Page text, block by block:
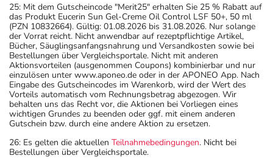
25: Mit dem Gutscheincode "Merit25" erhalten Sie 25 % Rabatt auf
das Produkt Eucerin Sun Gel-Creme Oil Control LSF 50+, 50 ml
(PZN 10832664). Gültig: 01.08.2026 bis 31.08.2026. Nur solange
der Vorrat reicht. Nicht anwendbar auf rezeptpflichtige Artikel,
Bücher, Säuglingsanfangsnahrung und Versandkosten sowie bei
Bestellungen über Vergleichsportale. Nicht mit anderen
Aktionsvorteilen (ausgenommen Coupons) kombinierbar und nur
einzulösen unter www.aponeo.de oder in der APONEO App. Nach
Eingabe des Gutscheincodes im Warenkorb, wird der Wert des
Vorteils automatisch vom Rechnungsbetrag abgezogen. Wir
behalten uns das Recht vor, die Aktionen bei Vorliegen eines
wichtigen Grundes zu beenden oder ggf. mit einem anderen
Gutschein bzw. durch eine andere Aktion zu ersetzen.
26: Es gelten die aktuellen Teilnahmebedingungen. Nicht bei
Bestellungen über Vergleichsportale.